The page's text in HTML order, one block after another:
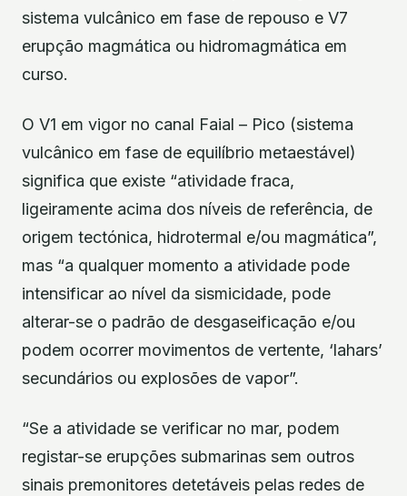
sistema vulcânico em fase de repouso e V7
erupção magmática ou hidromagmática em
curso.
O V1 em vigor no canal Faial – Pico (sistema
vulcânico em fase de equilíbrio metaestável)
significa que existe “atividade fraca,
ligeiramente acima dos níveis de referência, de
origem tectónica, hidrotermal e/ou magmática”,
mas “a qualquer momento a atividade pode
intensificar ao nível da sismicidade, pode
alterar-se o padrão de desgaseificação e/ou
podem ocorrer movimentos de vertente, ‘lahars’
secundários ou explosões de vapor”.
“Se a atividade se verificar no mar, podem
registar-se erupções submarinas sem outros
sinais premonitores detetáveis pelas redes de